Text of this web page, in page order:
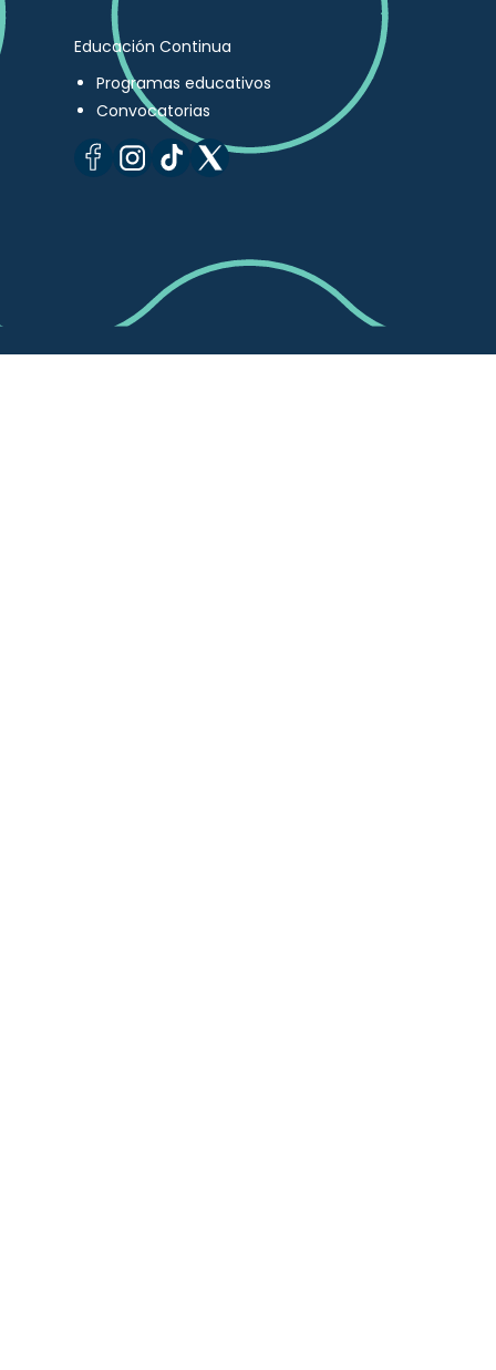
Educación Continua
Programas educativos
Convocatorias